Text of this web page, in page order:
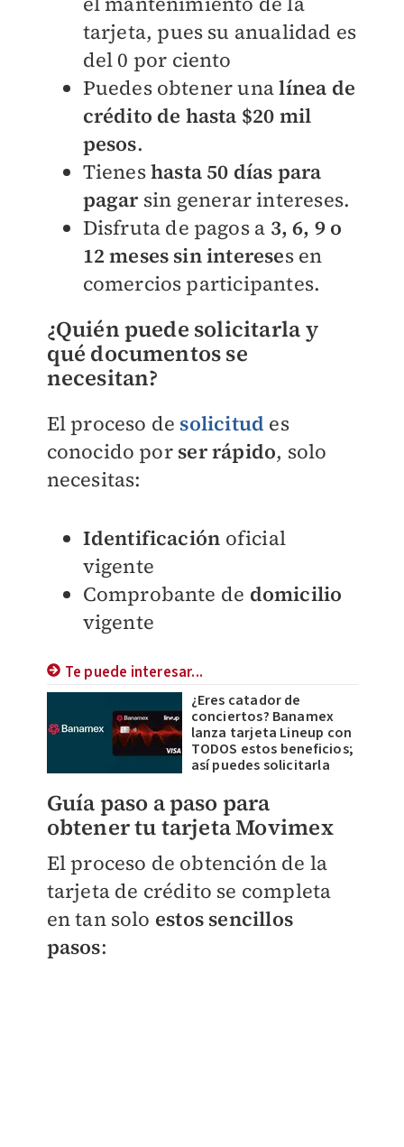
tarjeta, pues su anualidad es
del 0 por ciento
Puedes obtener unalínea de
crédito de hasta $20 mil
pesos.
Tieneshasta 50 días para
pagar sin generar intereses.
Disfruta de pagos a 3, 6, 9 o
12 meses sin intereses en
comercios participantes.
¿Quién puede solicitarla y
qué documentos se
necesitan?
El proceso de solicitud es
conocido porser rápido, solo
necesitas:
Identificación oficial
vigente
Comprobante de domicilio
vigente
Te puede interesar...
¿Eres catador de
conciertos? Banamex
lanza tarjeta Lineup con
TODOS estos beneficios;
así puedes solicitarla
Guía paso a paso para
obtener tu tarjeta Movimex
El proceso de obtención de la
tarjeta de crédito se completa
en tan solo estos sencillos
pasos: